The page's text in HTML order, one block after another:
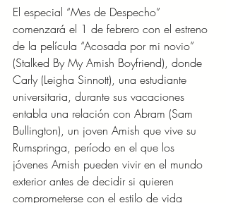
El especial “Mes de Despecho”
comenzará el 1 de febrero con el estreno
de la película “Acosada por mi novio”
(Stalked By My Amish Boyfriend), donde
Carly (Leigha Sinnott), una estudiante
universitaria, durante sus vacaciones
entabla una relación con Abram (Sam
Bullington), un joven Amish que vive su
Rumspringa, período en el que los
jóvenes Amish pueden vivir en el mundo
exterior antes de decidir si quieren
comprometerse con el estilo de vida